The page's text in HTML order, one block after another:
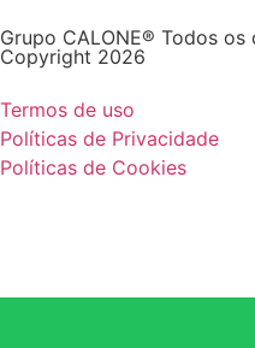
Grupo CALONE® Todos
Copyright 2026
Termos de uso
Políticas de Privacidade
Políticas de Cookies